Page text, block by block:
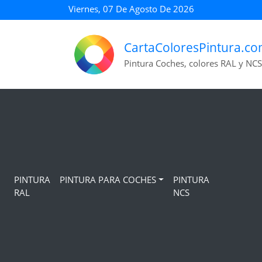
Viernes, 07 De Agosto De 2026
Pintura Coches, colores RAL y NCS
PINTURA
RAL
PINTURA PARA COCHES
PINTURA
NCS